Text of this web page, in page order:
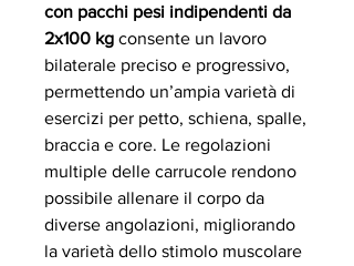
con pacchi pesi indipendenti da
2x100 kg consente un lavoro
bilaterale preciso e progressivo,
permettendo un’ampia varietà di
esercizi per petto, schiena, spalle,
braccia e core. Le regolazioni
multiple delle carrucole rendono
possibile allenare il corpo da
diverse angolazioni, migliorando
la varietà dello stimolo muscolare